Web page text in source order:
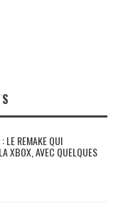
LE REMAKE QUI
XBOX, AVEC QUELQUES